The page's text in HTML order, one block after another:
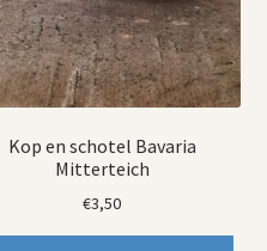
Kop en schotel Bavaria
Mitterteich
€3,50